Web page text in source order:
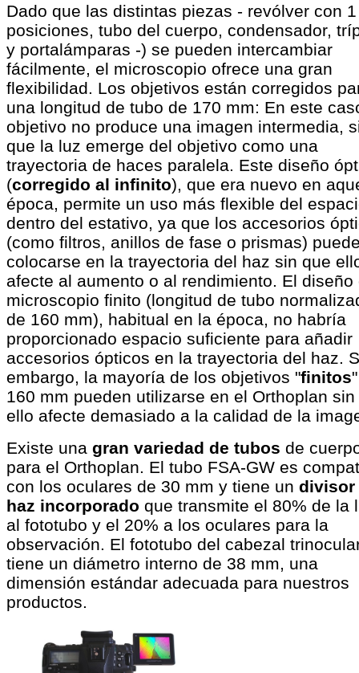
Dado que las distintas piezas - revólver con
posiciones, tubo del cuerpo, condensador,
y portalámparas -) se pueden intercambiar
fácilmente, el microscopio ofrece una gran
flexibilidad. Los objetivos están corregidos
una longitud de tubo de 170 mm: En este
objetivo no produce una imagen intermedia,
que la luz emerge del objetivo como una
trayectoria de haces paralela. Este diseño
(corregido al infinito), que era nuevo en
época, permite un uso más flexible del
dentro del estativo, ya que los accesorios
(como filtros, anillos de fase o prismas)
colocarse en la trayectoria del haz sin que
afecte al aumento o al rendimiento. El diseño
microscopio finito (longitud de tubo
de 160 mm), habitual en la época, no habría
proporcionado espacio suficiente para añadir
accesorios ópticos en la trayectoria del haz.
embargo, la mayoría de los objetivos "finitos
160 mm pueden utilizarse en el Orthoplan sin
ello afecte demasiado a la calidad de la
Existe una gran variedad de tubos de
para el Orthoplan. El tubo FSA-GW es
con los oculares de 30 mm y tiene un divisor
haz incorporado que transmite el 80% de la
al fototubo y el 20% a los oculares para la
observación. El fototubo del cabezal
tiene un diámetro interno de 38 mm, una
dimensión estándar adecuada para nuestros
productos.